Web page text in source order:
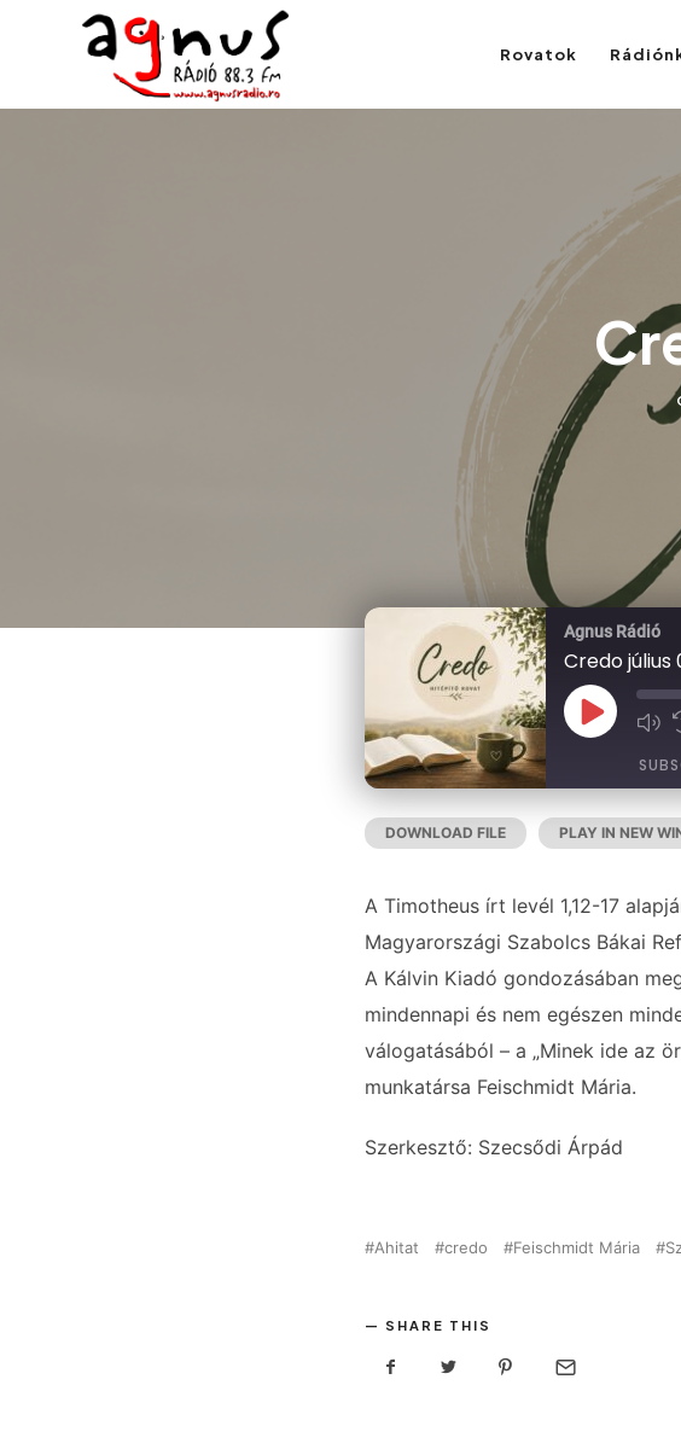
Agnus Rádió Rovatok
Agnus Rádió
Credo július
PLAY
EPISODE
SHARE
LINK
EMBED
DOWNLOAD FILE PLAY IN NEW
A Timotheus írt levél 1,12-17
Magyarországi Szabolcs Bákai
A Kálvin Kiadó gondozásában
mindennapi és nem egészen
válogatásából – a „Minek ide az
munkatársa Feischmidt Mária.
Szerkesztő: Szecsődi Árpád
Ahitat credo Feischmidt Mária
SHARE THIS